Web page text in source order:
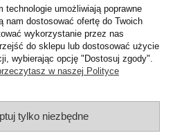
i dostawa
Informacje
technologie umożliwiają poprawne
nam dostosować ofertę do Twoich
wykorzystanie przez nas
do sklepu lub dostosować użycie
wybierając opcję "Dostosuj zgody".
w naszej Polityce
tylko niezbędne